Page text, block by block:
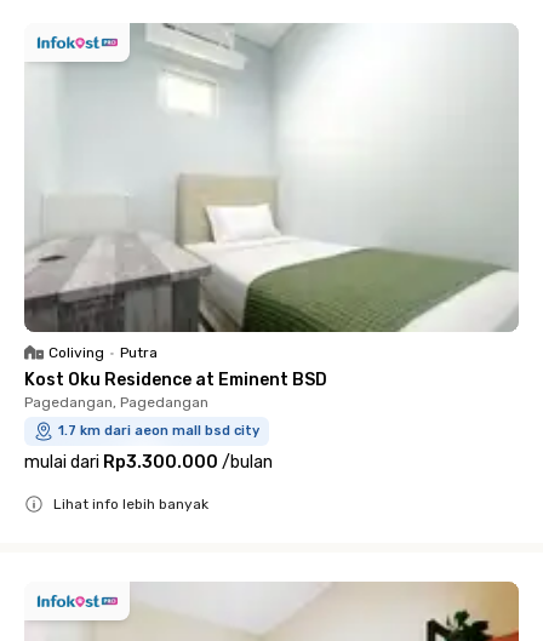
Coliving • Putra
Kost Oku Residence at Eminent BSD
Pagedangan, Pagedangan
1.7 km dari aeon mall bsd city
mulai dari Rp3.300.000 /bulan
Lihat info lebih banyak